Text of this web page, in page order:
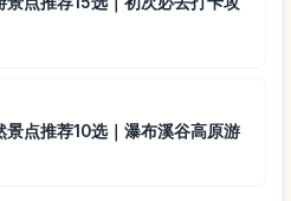
景点推荐10选｜瀑布溪谷高原游